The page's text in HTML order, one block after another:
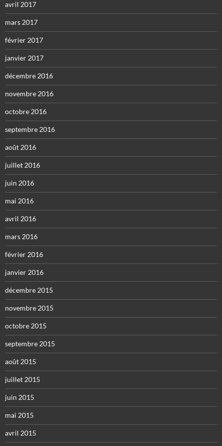
avril 2017
mars 2017
février 2017
janvier 2017
décembre 2016
novembre 2016
octobre 2016
septembre 2016
août 2016
juillet 2016
juin 2016
mai 2016
avril 2016
mars 2016
février 2016
janvier 2016
décembre 2015
novembre 2015
octobre 2015
septembre 2015
août 2015
juillet 2015
juin 2015
mai 2015
avril 2015